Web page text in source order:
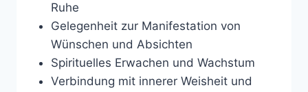
Ruhe
Gelegenheit zur Manifestation von
Wünschen und Absichten
Spirituelles Erwachen und Wachstum
Verbindung mit innerer Weisheit und